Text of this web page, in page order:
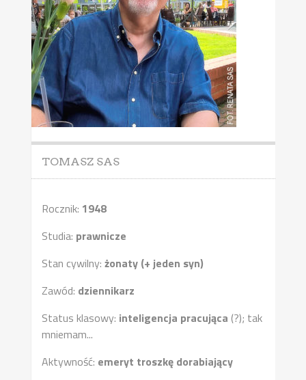
TOMASZ SAS
Rocznik: 1948
Studia: prawnicze
Stan cywilny: żonaty (+ jeden syn)
Zawód: dziennikarz
Status klasowy: inteligencja pracująca (?); tak
mniemam...
Aktywność: emeryt troszkę dorabiający